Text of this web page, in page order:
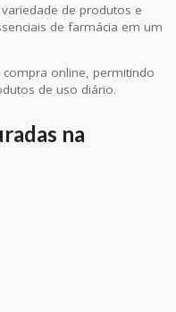
de produtos e
de farmácia em um
online, permitindo
de uso diário.
na